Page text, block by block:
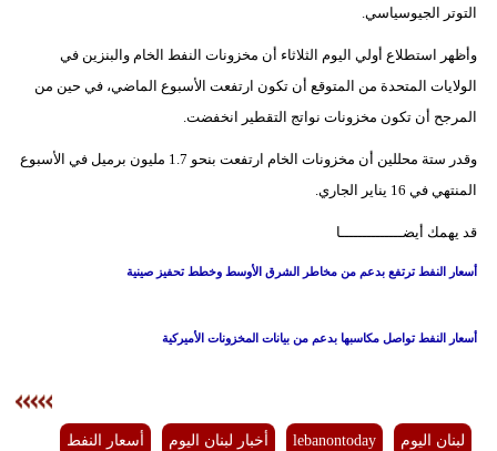
التوتر الجيوسياسي.
وأظهر استطلاع أولي اليوم الثلاثاء أن مخزونات النفط الخام والبنزين في
الولايات المتحدة من المتوقع أن تكون ارتفعت الأسبوع الماضي، في حين من
المرجح أن تكون مخزونات نواتج التقطير انخفضت.
وقدر ستة محللين أن مخزونات الخام ارتفعت بنحو 1.7 مليون برميل في الأسبوع
المنتهي في 16 يناير الجاري.
قد يهمك أيضــــــــــــــا
أسعار النفط ترتفع بدعم من مخاطر الشرق الأوسط وخطط تحفيز صينية
أسعار النفط تواصل مكاسبها بدعم من بيانات المخزونات الأميركية
لبنان اليوم lebanontoday أخبار لبنان اليوم أسعار النفط